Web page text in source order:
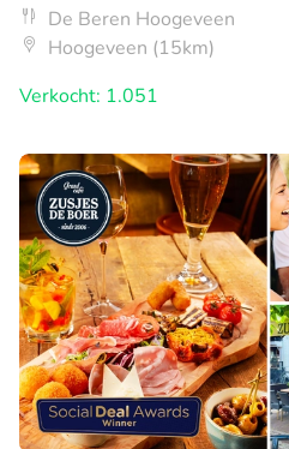
De Beren Hoogeveen
Hoogeveen (15km)
Verkocht: 1.051